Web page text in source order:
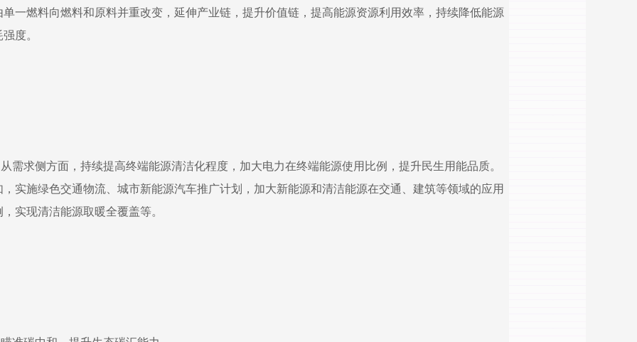
单一燃料向燃料和原料并重改变，延伸产业链，提升价值链，提高能源资源利用效率，持续降低能源
度。
从需求侧方面，持续提高终端能源清洁化程度，加大电力在终端能源使用比例，提升民生用能品质。
，实施绿色交通物流、城市新能源汽车推广计划，加大新能源和清洁能源在交通、建筑等领域的应用
，实现清洁能源取暖全覆盖等。